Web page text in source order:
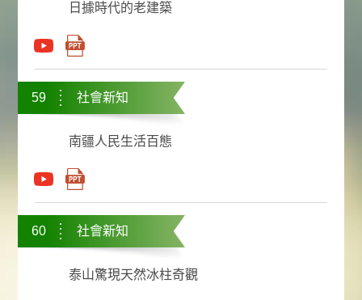
日據時代的老建築
59 社會新知
南疆人民生活百態
60 社會新知
泰山驚現天然冰柱奇觀